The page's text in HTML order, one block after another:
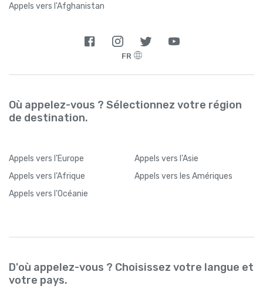
Appels vers l'Afghanistan
FR
Où appelez-vous ? Sélectionnez votre région
de destination.
Appels vers l’Europe Appels vers l’Asie
Appels vers l’Afrique Appels vers les Amériques
Appels vers l’Océanie
D'où appelez-vous ? Choisissez votre langue et
votre pays.